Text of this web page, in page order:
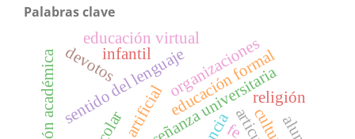
Palabras clave
enseñanza universitaria
sentido del lenguaje
fe
devotos educación formalreligión
organizaciones
infantil
educación virtual